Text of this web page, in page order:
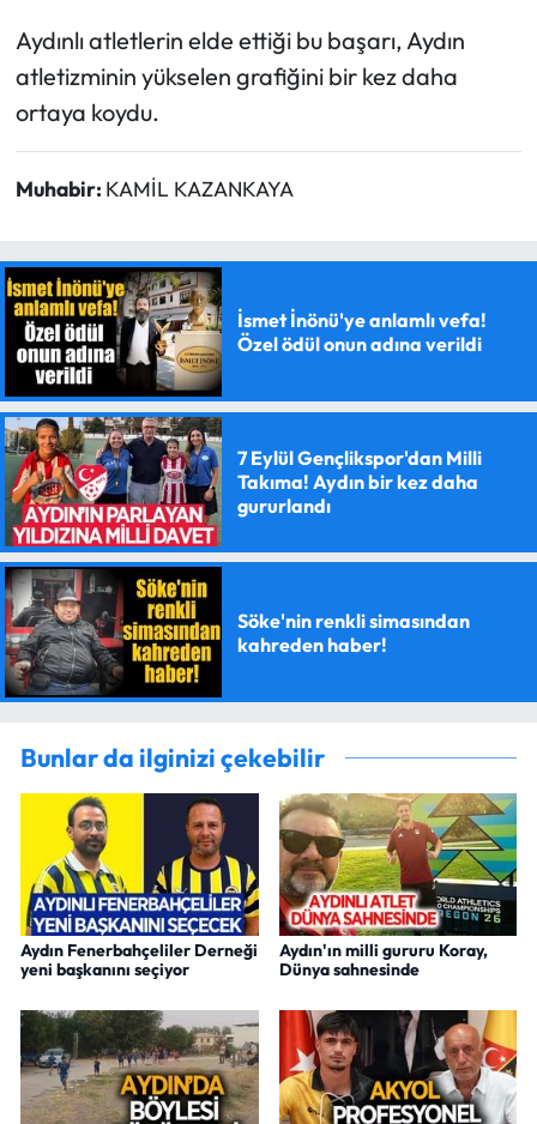
Aydınlı atletlerin elde ettiği bu başarı, Aydın
atletizminin yükselen grafiğini bir kez daha
ortaya koydu.
Muhabir: KAMİL KAZANKAYA
İsmet İnönü'ye anlamlı vefa!
Özel ödül onun adına verildi
7 Eylül Gençlikspor'dan Milli
Takıma! Aydın bir kez daha
gururlandı
Söke'nin renkli simasından
kahreden haber!
Bunlar da ilginizi çekebilir
Aydın Fenerbahçeliler Derneği
yeni başkanını seçiyor
Aydın'ın milli gururu Koray,
Dünya sahnesinde